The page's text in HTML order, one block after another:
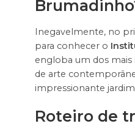
Inegavelmente, no
para conhecer o
engloba um dos
de arte
impressionante
Roteiro de